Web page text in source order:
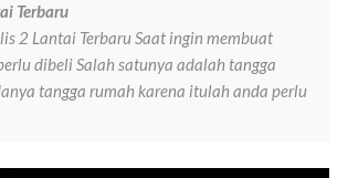
Terbaru
2 Lantai Terbaru Saat ingin membuat
dibeli Salah satunya adalah tangga
tangga rumah karena itulah anda perlu